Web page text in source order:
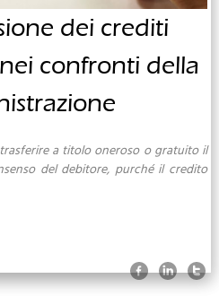
dei crediti
confronti della
a titolo oneroso o gratuito il
del debitore, purché il credito